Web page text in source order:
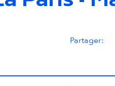
Partager: